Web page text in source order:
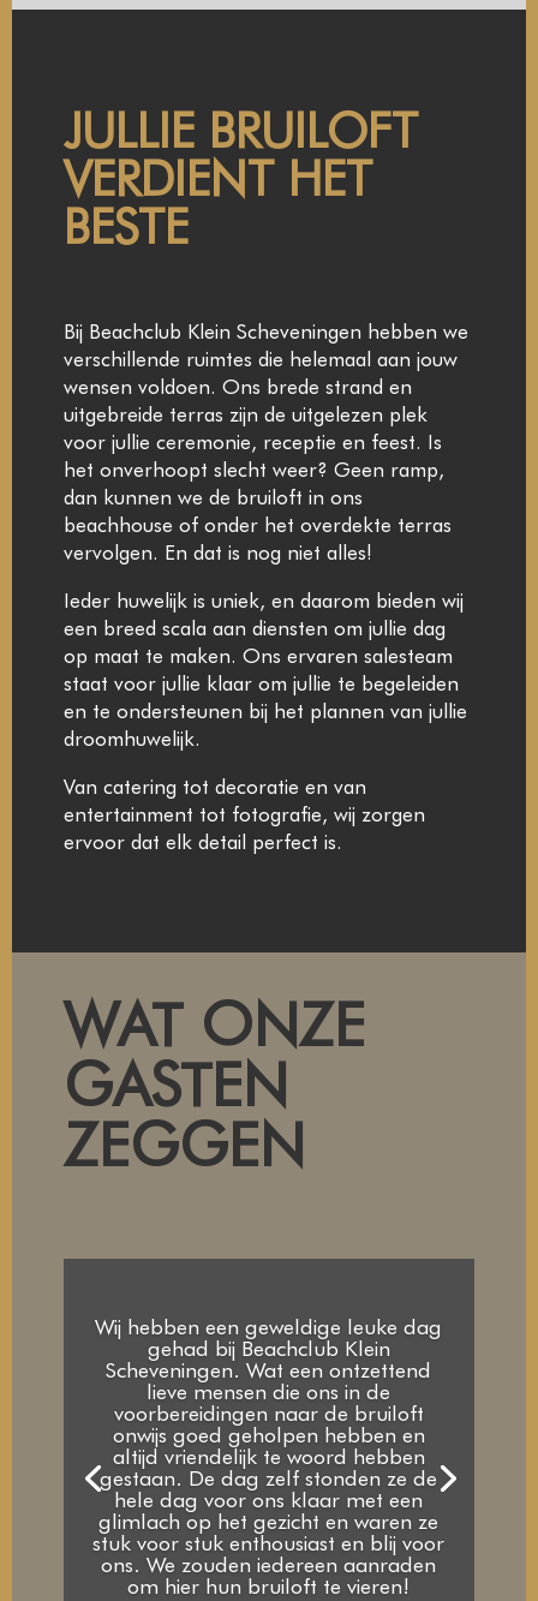
JULLIE BRUILOFT
VERDIENT HET
BESTE
Bij Beachclub Klein Scheveningen hebben we
verschillende ruimtes die helemaal aan jouw
wensen voldoen. Ons brede strand en
uitgebreide terras zijn de uitgelezen plek
voor jullie ceremonie, receptie en feest. Is
het onverhoopt slecht weer? Geen ramp,
dan kunnen we de bruiloft in ons
beachhouse of onder het overdekte terras
vervolgen. En dat is nog niet alles!
Ieder huwelijk is uniek, en daarom bieden wij
een breed scala aan diensten om jullie dag
op maat te maken. Ons ervaren salesteam
staat voor jullie klaar om jullie te begeleiden
en te ondersteunen bij het plannen van jullie
droomhuwelijk.
Van catering tot decoratie en van
entertainment tot fotografie, wij zorgen
ervoor dat elk detail perfect is.
WAT ONZE
GASTEN
ZEGGEN
Wij hebben een geweldige leuke dag
gehad bij Beachclub Klein
Scheveningen. Wat een ontzettend
lieve mensen die ons in de
voorbereidingen naar de bruiloft
onwijs goed geholpen hebben en
altijd vriendelijk te woord hebben
gestaan. De dag zelf stonden ze de
hele dag voor ons klaar met een
glimlach op het gezicht en waren ze
stuk voor stuk enthousiast en blij voor
ons. We zouden iedereen aanraden
om hier hun bruiloft te vieren!